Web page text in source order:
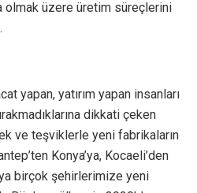
üzere üretim süreçlerini
yapan, yatırım yapan insanları
dikkati çeken
ve teşviklerle yeni fabrikaların
Konya’ya, Kocaeli’den
birçok şehirlerimize yeni